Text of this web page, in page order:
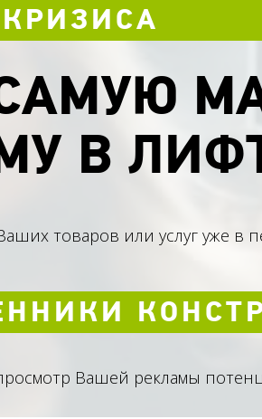
КРИЗИСА
В
товаров или услуг уже в
Вашей рекламы